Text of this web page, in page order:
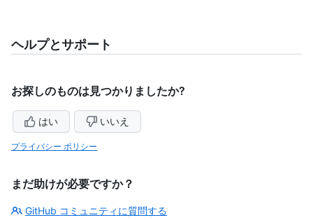
ヘルプとサポート
お探しのものは見つかりましたか?
はい いいえ
プライバシー ポリシー
まだ助けが必要ですか？
GitHub コミュニティに質問する